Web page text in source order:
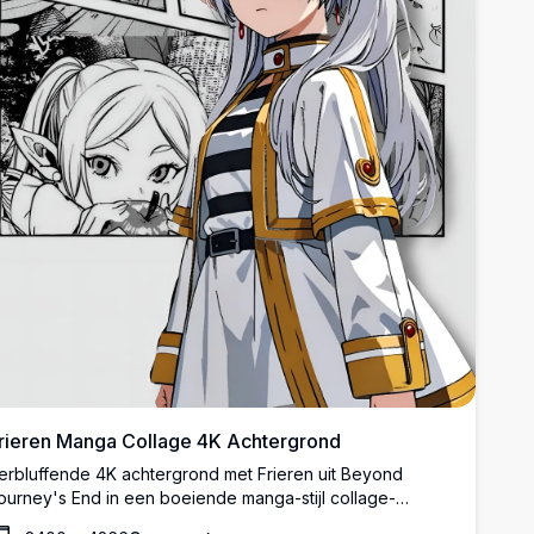
Manga Collage 4K Achtergrond
4K achtergrond met Frieren uit Beyond
End in een boeiende manga-stijl collage-
Meerdere panelen tonen de geliefde elf-